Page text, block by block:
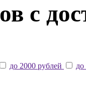
с
до 2000 рублей